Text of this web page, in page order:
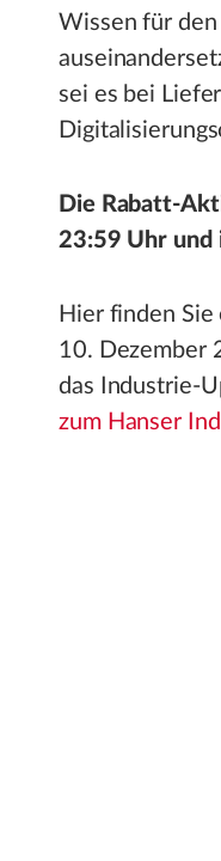
Wissen für
sei es bei
Die Rabatt-
23:59 Uhr
Hier finden Sie
10. Dezember
das Industrie-
zum Hanser